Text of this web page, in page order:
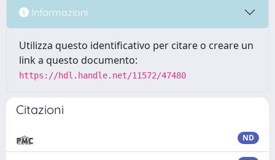
Informazioni
Utilizza questo identificativo per citare o creare un
link a questo documento:
https://hdl.handle.net/11572/47480
Citazioni
ND